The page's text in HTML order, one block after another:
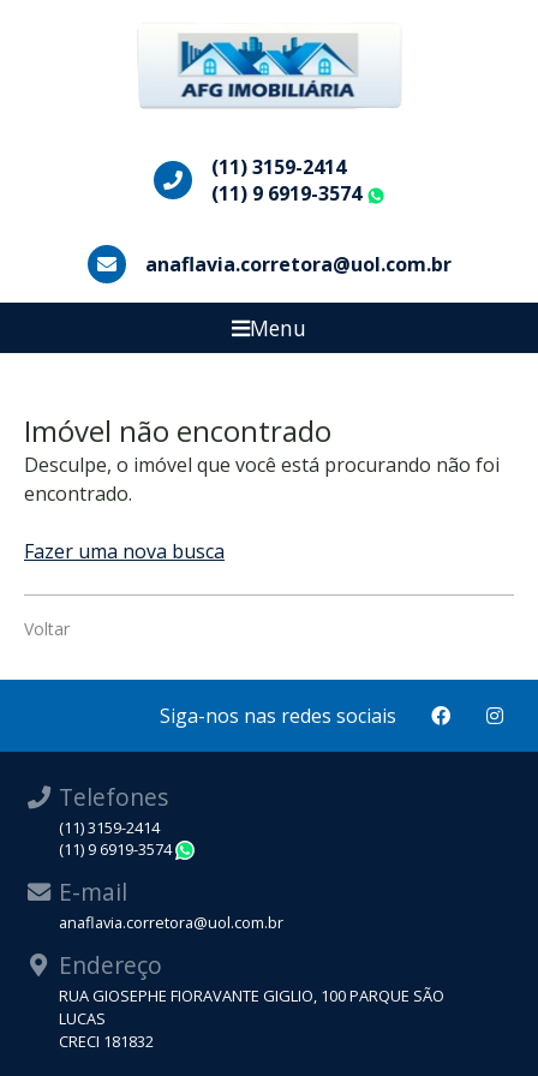
(11) 3159-2414
(11) 9 6919-3574
anaflavia.corretora@uol.com.br
Menu
Imóvel não encontrado
Desculpe, o imóvel que você está procurando não foi
encontrado.
Fazer uma nova busca
Voltar
Siga-nos nas redes sociais
Telefones
(11) 3159-2414
(11) 9 6919-3574
E-mail
anaflavia.corretora@uol.com.br
Endereço
RUA GIOSEPHE FIORAVANTE GIGLIO, 100 PARQUE SÃO
LUCAS
CRECI 181832